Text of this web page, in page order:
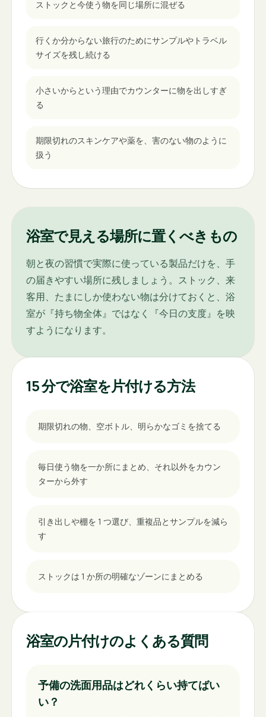
ストックと今使う物を同じ場所に混ぜる
行くか分からない旅行のためにサンプルやトラベル
サイズを残し続ける
小さいからという理由でカウンターに物を出しすぎ
る
期限切れのスキンケアや薬を、害のない物のように
扱う
浴室で見える場所に置くべきもの
朝と夜の習慣で実際に使っている製品だけを、手
の届きやすい場所に残しましょう。ストック、来
客用、たまにしか使わない物は分けておくと、浴
室が『持ち物全体』ではなく『今日の支度』を映
すようになります。
15 分で浴室を片付ける方法
期限切れの物、空ボトル、明らかなゴミを捨てる
毎日使う物を一か所にまとめ、それ以外をカウン
ターから外す
引き出しや棚を 1 つ選び、重複品とサンプルを減ら
す
ストックは 1 か所の明確なゾーンにまとめる
浴室の片付けのよくある質問
予備の洗面用品はどれくらい持てばい
い？